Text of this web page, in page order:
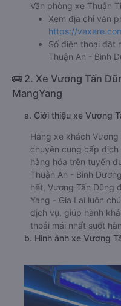
Văn phòng xe Thuận
Xem địa chỉ văn
https://
Số điện thoại đặt
Thuận An - Bình
🚌 2. Xe Vương Tấn
MangYang
a. Giới thiệu xe Vương
Hãng xe khách Vương
chuyên cung cấp
hàng hóa trên tuyến
Thuận An - Bình
hết, Vương Tấn Dũng
Yang - Gia Lai luôn
dịch vụ, giúp hành
thoải mái nhất suốt
b. Hình ảnh xe Vương